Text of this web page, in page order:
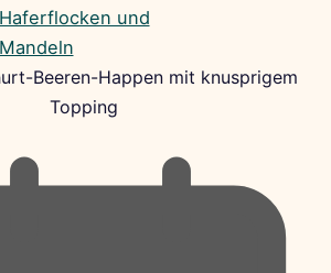
Beeren-Happen mit knusprigem
Topping